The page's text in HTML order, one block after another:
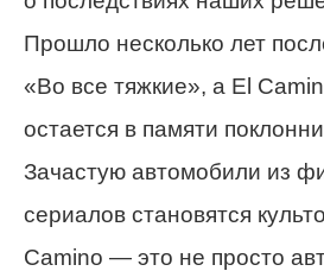
Прошло несколько лет
«Во все тяжкие», а El
остается в памяти
Зачастую автомобили из
сериалов становятся
Camino — это не просто